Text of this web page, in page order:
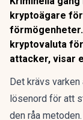
kryptoägare
kryptovaluta
attacker, visar
Det krävs
lösenord för att
den råa